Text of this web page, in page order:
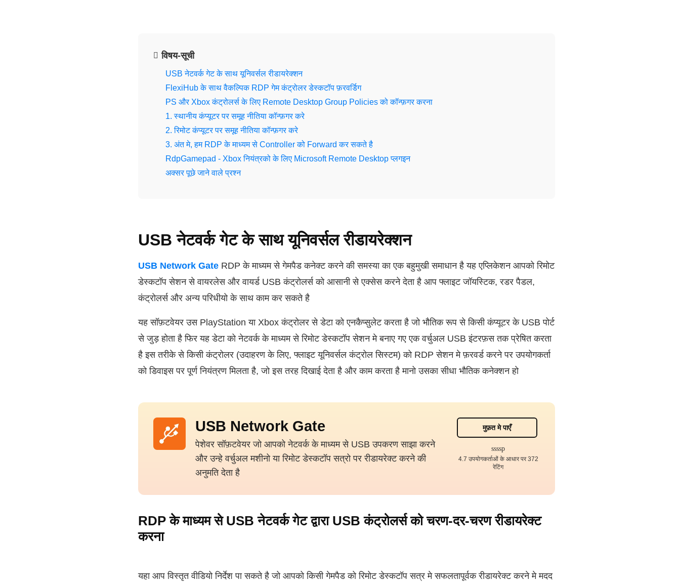
विषय-सूची
USB नेटवर्क गेट के साथ यूनिवर्सल रीडायरेक्शन
FlexiHub के साथ वैकल्पिक RDP गेम कंट्रोलर डेस्कटॉप फ़रवर्डिग
PS और Xbox कंट्रोलर्स के लिए Remote Desktop Group Policies को कॉन्फ़गर करना
1. स्थानीय कंप्यूटर पर समूह नीतिया कॉन्फ़गर करे
2. रिमोट कंप्यूटर पर समूह नीतिया कॉन्फ़गर करे
3. अंत मे, हम RDP के माध्यम से Controller को Forward कर सकते है
RdpGamepad - Xbox नियंत्रको के लिए Microsoft Remote Desktop प्लगइन
अक्सर पूछे जाने वाले प्रश्न
USB नेटवर्क गेट के साथ यूनिवर्सल रीडायरेक्शन
USB Network Gate RDP के माध्यम से गेमपैड कनेक्ट करने की समस्या का एक बहुमुखी समाधान है यह एप्लिकेशन आपको रिमोट
डेस्कटॉप सेशन से वायरलेस और वायर्ड USB कंट्रोलर्स को आसानी से एक्सेस करने देता है आप फ्लाइट जॉयस्टिक, रडर पैडल,
कंट्रोलर्स और अन्य परिधीयो के साथ काम कर सकते है
यह सॉफ़टवेयर उस PlayStation या Xbox कंट्रोलर से डेटा को एनकैप्सुलेट करता है जो भौतिक रूप से किसी कंप्यूटर के USB पोर्ट
से जुड़ होता है फिर यह डेटा को नेटवर्क के माध्यम से रिमोट डेस्कटॉप सेशन मे बनाए गए एक वर्चुअल USB इंटरफ़स तक प्रेषित करता
है इस तरीके से किसी कंट्रोलर (उदाहरण के लिए, फ्लाइट यूनिवर्सल कंट्रोल सिस्टम) को RDP सेशन मे फ़रवर्ड करने पर उपयोगकर्ता
को डिवाइस पर पूर्ण नियंत्रण मिलता है, जो इस तरह दिखाई देता है और काम करता है मानो उसका सीधा भौतिक कनेक्शन हो
USB Network Gate
पेशेवर सॉफ़टवेयर जो आपको नेटवर्क के माध्यम से USB उपकरण साझा करने
और उन्हे वर्चुअल मशीनो या रिमोट डेस्कटॉप सत्रो पर रीडायरेक्ट करने की
अनुमति देता है
मुफ़त मे पाएँ
4.7 उपयोगकर्ताओं के आधार पर 372
रेटिंग
RDP के माध्यम से USB नेटवर्क गेट द्वारा USB कंट्रोलर्स को चरण-दर-चरण रीडायरेक्ट
करना
यहा आप विस्तृत वीडियो निर्देश पा सकते है जो आपको किसी गेमपैड को रिमोट डेस्कटॉप सत्र मे सफलतापूर्वक रीडायरेक्ट करने मे मदद